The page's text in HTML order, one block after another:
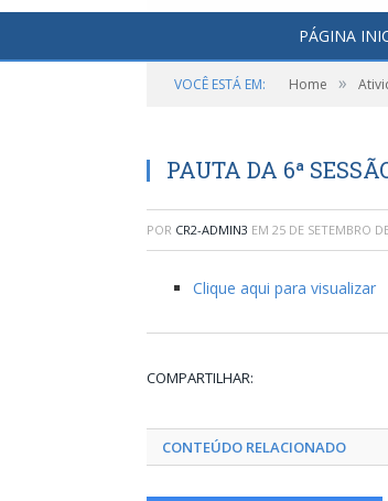
PÁGINA
VOCÊ ESTÁ EM: Home »
PAUTA DA 6ª
POR CR2-ADMIN3 EM 25 DE SETEMBRO
Clique aqui para visualizar
COMPARTILHAR:
CONTEÚDO RELACIONADO